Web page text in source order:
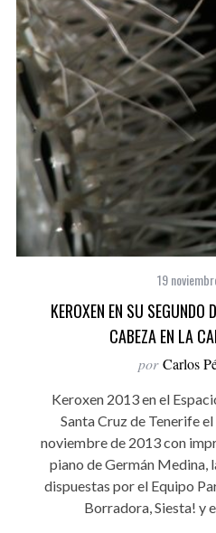
19
KEROXEN EN SU SEGUNDO
CABEZA EN LA
por Carlos
Keroxen 2013 en el
Santa Cruz de Tenerife
noviembre de 2013 con
piano de Germán Medina,
dispuestas por el Equipo
Borradora, Siesta! y